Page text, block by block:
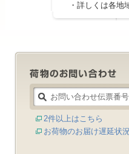
・詳しくは各地
2件以上はこちら
お荷物のお届け遅延状